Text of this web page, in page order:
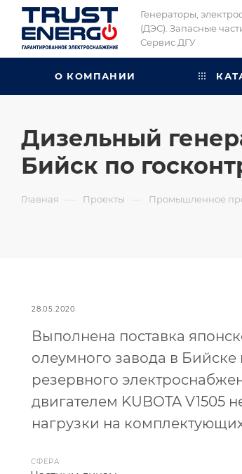
Генераторы,
(ДЭС). Запасные
Сервис ДГУ
О КОМПАНИИ
Дизельный
Бийск по
Главная — Проекты — Промышленное
28.05.2020
Выполнена поставка
олеумного завода в Бийске
резервного
двигателем KUBOTA V1505
нагрузки на
СФЕРА